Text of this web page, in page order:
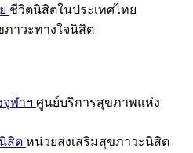
ชีวิตนิสิตในประเทศไทย
ภาวะทางใจนิสิต
ฬาฯ ศูนย์บริการสุขภาพแห่ง
สิต หน่วยส่งเสริมสุขภาวะนิสิต